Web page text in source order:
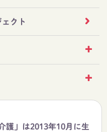
クト
護」は2013年10月に生